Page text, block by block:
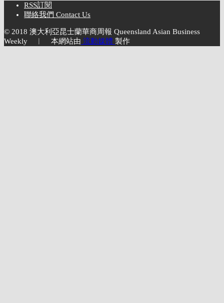
RSS訂閱
聯絡我們 Contact Us
© 2018 澳大利亞昆士蘭華商周報 Queensland Asian Business
Weekly ︱ 本網站由 流動媒體 製作